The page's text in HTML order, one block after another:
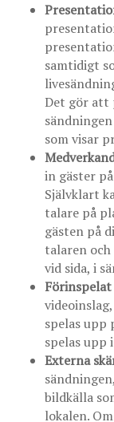
samtidigt
Det gör att
som visar
in gäster
Självklart
talare på
gästen på
talaren och
vid sida, i
spelas upp
spelas upp
Externa
bildkälla
lokalen.